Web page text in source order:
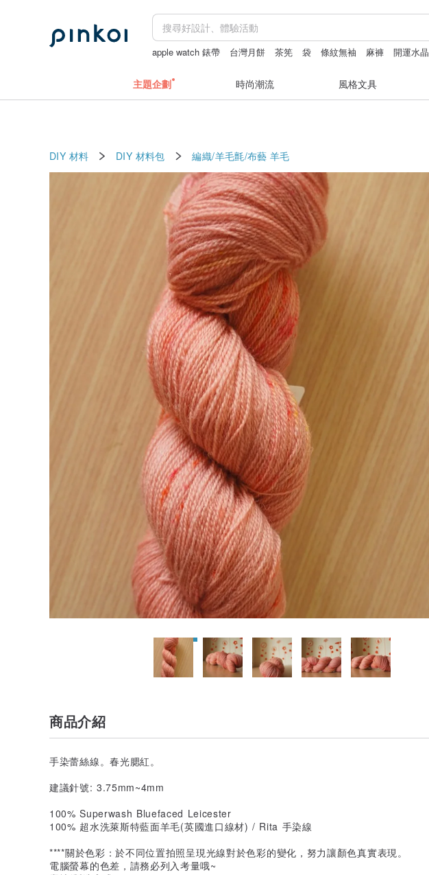
apple watch 錶帶 台灣月餅 茶筅 袋 條紋無袖 麻褲 開運水晶
主題企劃 時尚潮流 風格文具
DIY 材料 DIY 材料包 編織/羊毛氈/布藝 羊毛
商品介紹
手染蕾絲線。春光腮紅。
建議針號: 3.75mm~4mm
100% Superwash Bluefaced Leicester
100% 超水洗萊斯特藍面羊毛(英國進口線材) / Rita 手染線
****關於色彩：於不同位置拍照呈現光線對於色彩的變化，努力讓顏色真實表現。
電腦螢幕的色差，請務必列入考量哦~